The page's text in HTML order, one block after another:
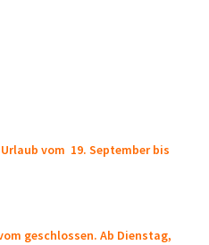
vom 19. September bis
geschlossen. Ab Dienstag,